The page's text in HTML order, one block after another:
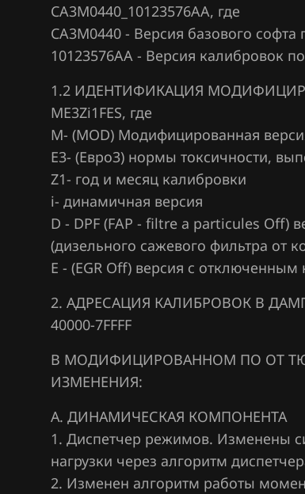
Dodge
Dongfeng
Extreme moto
FAW
Fiat
Ford
Forthing
Foton
GAC
Geely
Genesis
GMC
Great Wall
Haima
Valeo
CA3M0440_10123576AA, где
CA3M0440 - Версия базового
10123576AA - Версия калибровок
1.2 ИДЕНТИФИКАЦИЯ
ME3Zi1FES, где
М- (MOD) Модифицированная
Е3- (Евро3) нормы токсичности,
Z1- год и месяц калибровки
i- динамичная версия
D - DPF (FAP - filtre a particules Off)
(дизельного сажевого фильтра от
E - (EGR Off) версия с
2. АДРЕСАЦИЯ КАЛИБРОВОК В
40000-7FFFF
В МОДИФИЦИРОВАННОМ ПО ОТ
ИЗМЕНЕНИЯ:
А. ДИНАМИЧЕСКАЯ КОМПОНЕНТА
1. Диспетчер режимов. Изменены
нагрузки через алгоритм
2. Изменен алгоритм работы